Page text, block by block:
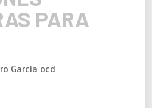
PARA
García ocd